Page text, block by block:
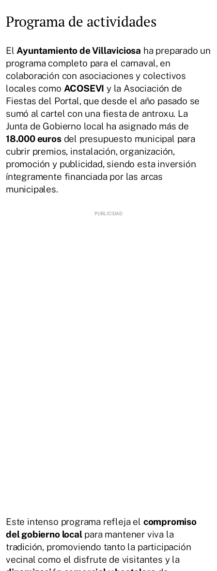
Programa de actividades
El Ayuntamiento de Villaviciosa ha preparado un
programa completo para el carnaval, en
colaboración con asociaciones y colectivos
locales como ACOSEVI y la Asociación de
Fiestas del Portal, que desde el año pasado se
sumó al cartel con una fiesta de antroxu. La
Junta de Gobierno local ha asignado más de
18.000 eurosdel presupuesto municipal para
cubrir premios, instalación, organización,
promoción y publicidad, siendo esta inversión
íntegramente financiada por las arcas
municipales.
Este intenso programa refleja el compromiso
del gobierno localpara mantener viva la
tradición, promoviendo tanto la participación
vecinal como el disfrute de visitantes y la